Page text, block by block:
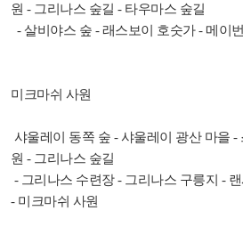
원 - 그리나스 숲길 - 타우마스 숲길
- 살비야스 숲 - 래스보이 호숫가 - 메이
미크마쉬 사원
샤울레이 동쪽 숲 - 샤울레이 광산 마을 -
원 - 그리나스 숲길
- 그리나스 수련장 - 그리나스 구릉지 -
- 미크마쉬 사원